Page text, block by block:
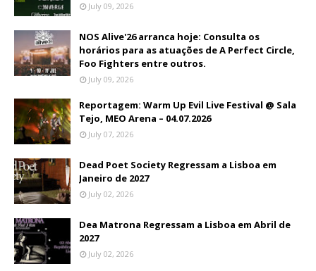
July 09, 2026
NOS Alive'26 arranca hoje: Consulta os
horários para as atuações de A Perfect Circle,
Foo Fighters entre outros.
July 09, 2026
Reportagem: Warm Up Evil Live Festival @ Sala
Tejo, MEO Arena – 04.07.2026
July 07, 2026
Dead Poet Society Regressam a Lisboa em
Janeiro de 2027
July 02, 2026
Dea Matrona Regressam a Lisboa em Abril de
2027
July 02, 2026